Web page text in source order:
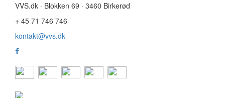
VVS.dk · Blokken 69 · 3460 Birkerød
+ 45 71 746 746
kontakt@vvs.dk